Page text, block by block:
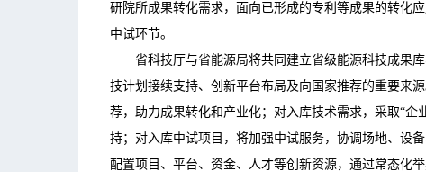
研院所成果转化需求，面向已形成的专利等成果的转化
中试环节。
省科技厅与省能源局将共同建立省级能源科技成果库
技计划接续支持、创新平台布局及向国家推荐的重要来
荐，助力成果转化和产业化；对入库技术需求，采取“
持；对入库中试项目，将加强中试服务，协调场地、设
配置项目、平台、资金、人才等创新资源，通过常态化